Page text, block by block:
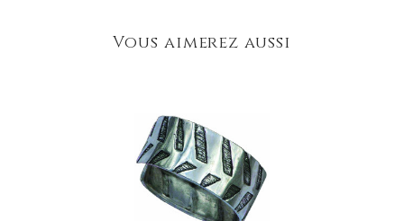
Vous aimerez aussi